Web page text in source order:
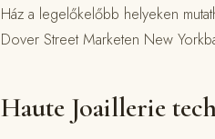
Ház a legelőkelőbb helyeken
Dover Street Marketen New
Haute Joaillerie